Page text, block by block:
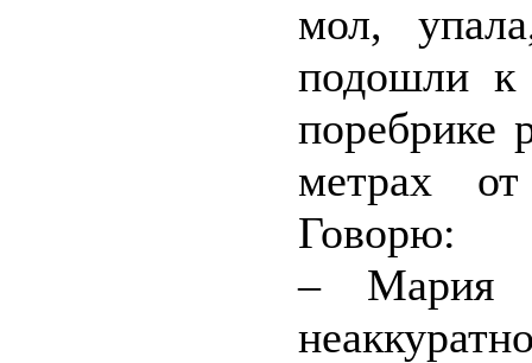
мол,
подошли к
поребрике
метрах от
Говорю:
– Мария